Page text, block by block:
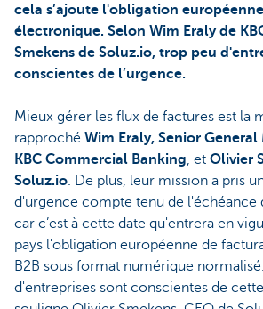
cela s’ajoute l'obligation
électronique. Selon Wim Eraly de
Smekens de Soluz.io, trop peu
conscientes de l’urgence.
Mieux gérer les flux de factures est la
rapproché Wim Eraly, Senior
KBC Commercial Banking, et Olivier
Soluz.io. De plus, leur mission a pris
d'urgence compte tenu de l'échéance
car c’est à cette date qu'entrera en
pays l'obligation européenne de
B2B sous format numérique
d'entreprises sont conscientes de